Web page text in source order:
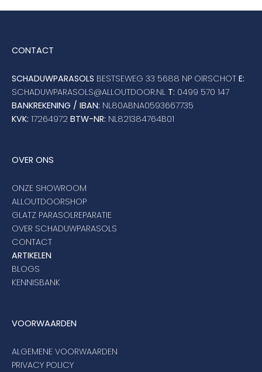
CONTACT
SCHADUWPARASOLS BESTSEWEG 33 5688 NP OIRSCHOT E:
SCHADUWPARASOLS@ALLOUTDOOR.NL T: 0499 570 147
BANKREKENING / IBAN: NL80ABNA0593667735
KVK: 17264972 BTW-NR: NL821384764B01
OVER ONS
ONZE SHOWROOM
ALLOUTDOORSHOP
GLATZ PARASOLREPARATIE
OVER SCHADUWPARASOLS
CONTACT
ARTIKELEN
BLOGS
KENNISBANK
VOORWAARDEN
ALGEMENE VOORWAARDEN
PRIVACY POLICY